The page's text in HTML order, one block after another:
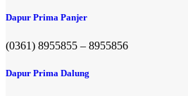
Dapur Prima Panjer
(0361) 8955855 – 8955856​
Dapur Prima Dalung